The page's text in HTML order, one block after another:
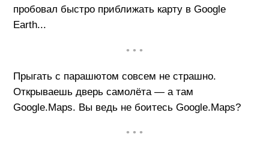
пробовал быстро приближать карту в Google
Earth...
• • •
Прыгать с парашютом совсем не страшно.
Открываешь дверь самолёта — а там
Google.Maps. Вы ведь не боитесь Google.Maps?
• • •